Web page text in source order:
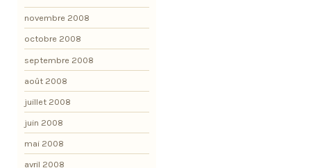
novembre 2008
octobre 2008
septembre 2008
août 2008
juillet 2008
juin 2008
mai 2008
avril 2008